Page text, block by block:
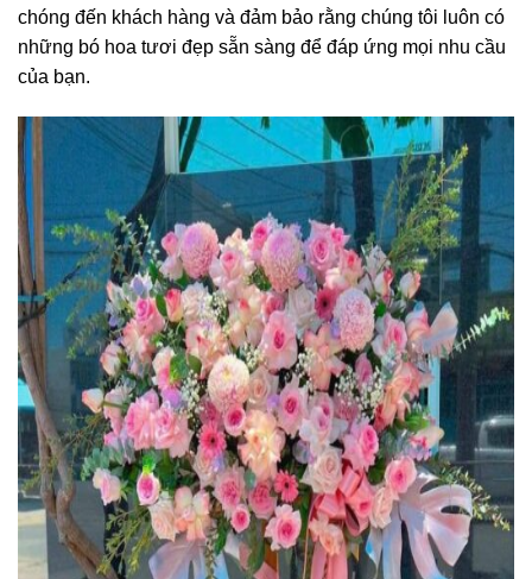
chóng đến khách hàng và đảm bảo rằng chúng tôi luôn có
những bó hoa tươi đẹp sẵn sàng để đáp ứng mọi nhu cầu
của bạn.